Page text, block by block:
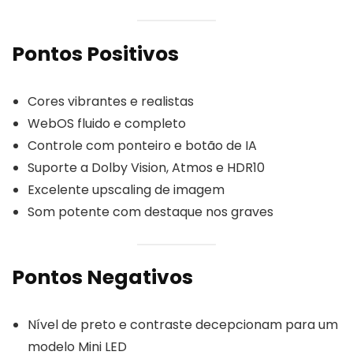
Pontos Positivos
Cores vibrantes e realistas
WebOS fluido e completo
Controle com ponteiro e botão de IA
Suporte a Dolby Vision, Atmos e HDR10
Excelente upscaling de imagem
Som potente com destaque nos graves
Pontos Negativos
Nível de preto e contraste decepcionam para um
modelo Mini LED